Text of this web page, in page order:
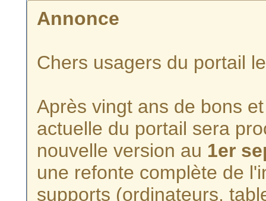
Annonce
Chers usagers du portail
Après vingt ans de bons
actuelle du portail sera
nouvelle version au 1er
une refonte complète de
supports (ordinateurs,